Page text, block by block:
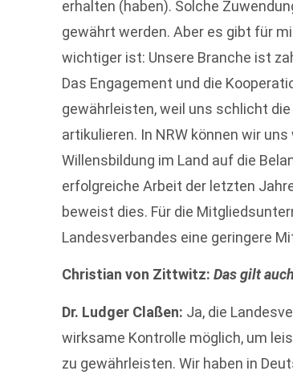
erhalten (haben). Solche
gewährt werden. Aber es gibt für
wichtiger ist: Unsere Branche ist
Das Engagement und die
gewährleisten, weil uns schlicht
artikulieren. In NRW können wir
Willensbildung im Land auf die
erfolgreiche Arbeit der letzten
beweist dies. Für die
Landesverbandes eine geringere
Christian von Zittwitz:Das gilt
Dr. Ludger Claßen: Ja, die
wirksame Kontrolle möglich, um
zu gewährleisten. Wir haben in